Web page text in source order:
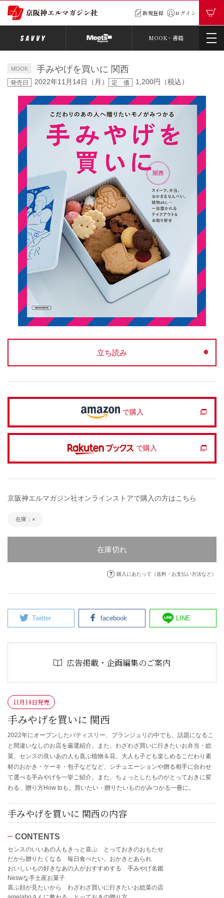
新規登録 ログイン
MOOK・書籍
MOOK 手みやげを買いに 関西
発売日 2022年11月14日（月） 定 価 1,200円（税込）
立ち読み
で購入
で購入
京阪神エルマガジン社オンラインストアで購入の方はこちら
在庫：×
在庫切れ
購入にあたって（送料・お支払い方法など）
Twitter facebook LINE
広告掲載・企画編集のご案内
11月14日発売
手みやげを買いに 関西
2022年にオープンしたパティスリー、ブランジュリの中でも、話題になるこ
と間違いなしのお店を厳選紹介。また、わざわざ買いに行きたいお弁当・総
菜、センスの良いあの人も喜ぶ植物＆花、大人も子ども楽しめるこだわり素
材のおかき・ケーキ・包子などなど、シチュエーションや贈る相手に合わせ
て選べる手みやげを一挙ご紹介。また、ちょっとしたものがとっておきに変
わる、贈り方How toも。買いたい・贈りたいものがみつかる一冊に。
手みやげを買いに 関西の内容
CONTENTS
センスのいいあの人もきっと喜ぶ とっておきのおもたせ
だから贈りたくなる 毎日食べたい。おかきとあられ
おいしいもの好きなあの人がおすすめする 手みやげ名鑑
Neswな手土産お菓子
喜ぶ顔が見たいから わざわざ買いに行きたいお総菜の店